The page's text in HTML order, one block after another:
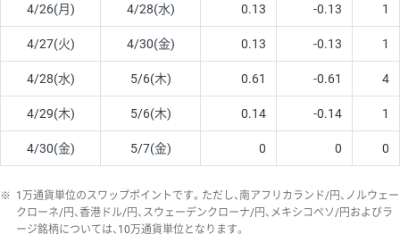
4/26(月) 4/28(水) 0.13 -0.13 1
4/27(火) 4/30(金) 0.13 -0.13 1
4/28(水) 5/6(木) 0.61 -0.61 4
4/29(木) 5/6(木) 0.14 -0.14 1
4/30(金) 5/7(金) 0 0 0
※ 1万通貨単位のスワップポイントです。ただし、南アフリカランド/円、ノルウェー
クローネ/円、香港ドル/円、スウェーデンクローナ/円、メキシコペソ/円およびラ
ージ銘柄については、10万通貨単位となります。